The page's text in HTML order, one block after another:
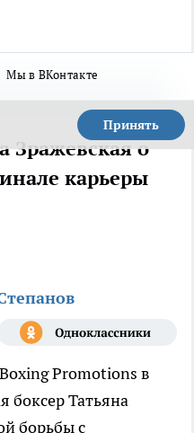
Мы в ВКонтакте
Принять
Зражевская о
карьеры
Promotions в
боксер Татьяна
борьбы с